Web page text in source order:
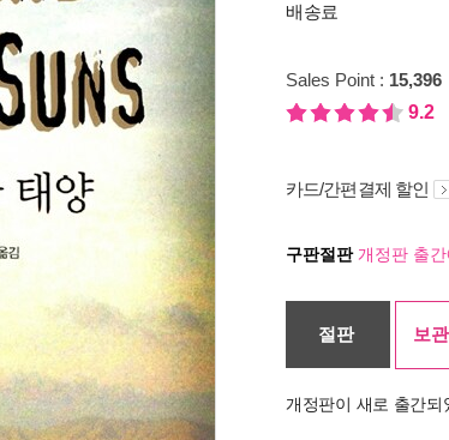
배송료
Sales Point : 15,396
9.2
카드/간편결제 할인
구판절판개정판 출간
절판 보
개정판이 새로 출간되